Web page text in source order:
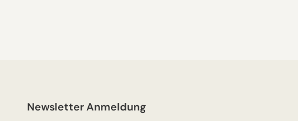
Newsletter Anmeldung